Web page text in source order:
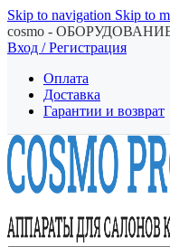
Skip to navigation Skip to
cosmo -
Вход / Регистрация
Оплата
Доставка
Гарантии и возврат